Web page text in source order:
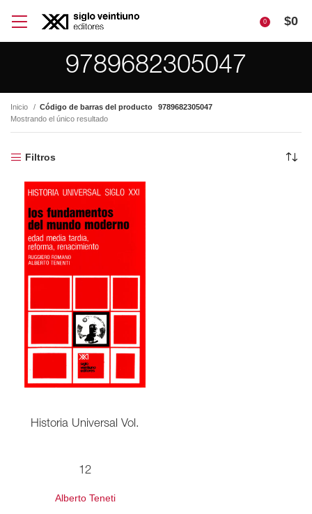
0 $0
9789682305047
Inicio Código de barras del producto
9789682305047
Mostrando el único resultado
Filtros
Historia Universal Vol.
12
Alberto Teneti